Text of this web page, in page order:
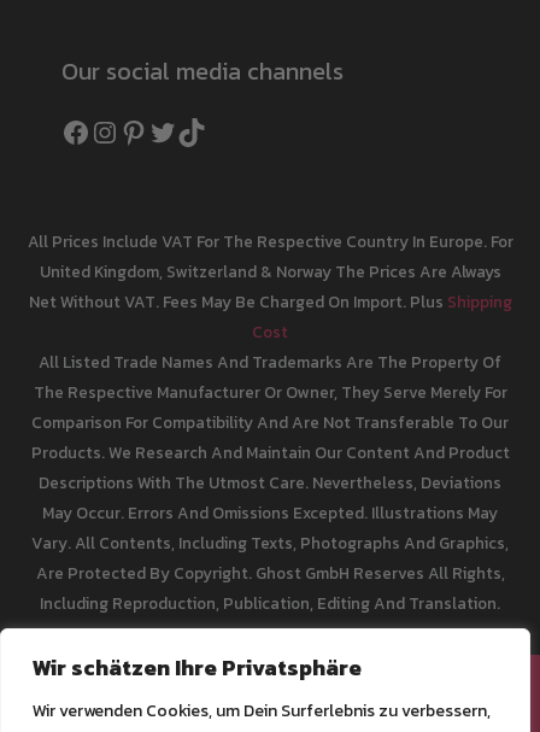
Wir schätzen Ihre Privatsphäre
Wir verwenden Cookies, um Dein Surferlebnis zu verbessern,
Our social media channels
Facebook
Instagram
Pinterest
Twitter
TikTok
All Prices Include VAT For The Respective Country In Europe. For
United Kingdom, Switzerland & Norway The Prices Are Always
Net Without VAT. Fees May Be Charged On Import. Plus Shipping
Cost
All Listed Trade Names And Trademarks Are The Property Of
The Respective Manufacturer Or Owner, They Serve Merely For
Comparison For Compatibility And Are Not Transferable To Our
Products. We Research And Maintain Our Content And Product
Descriptions With The Utmost Care. Nevertheless, Deviations
May Occur. Errors And Omissions Excepted. Illustrations May
Vary. All Contents, Including Texts, Photographs And Graphics,
Are Protected By Copyright. Ghost GmbH Reserves All Rights,
Including Reproduction, Publication, Editing And Translation.